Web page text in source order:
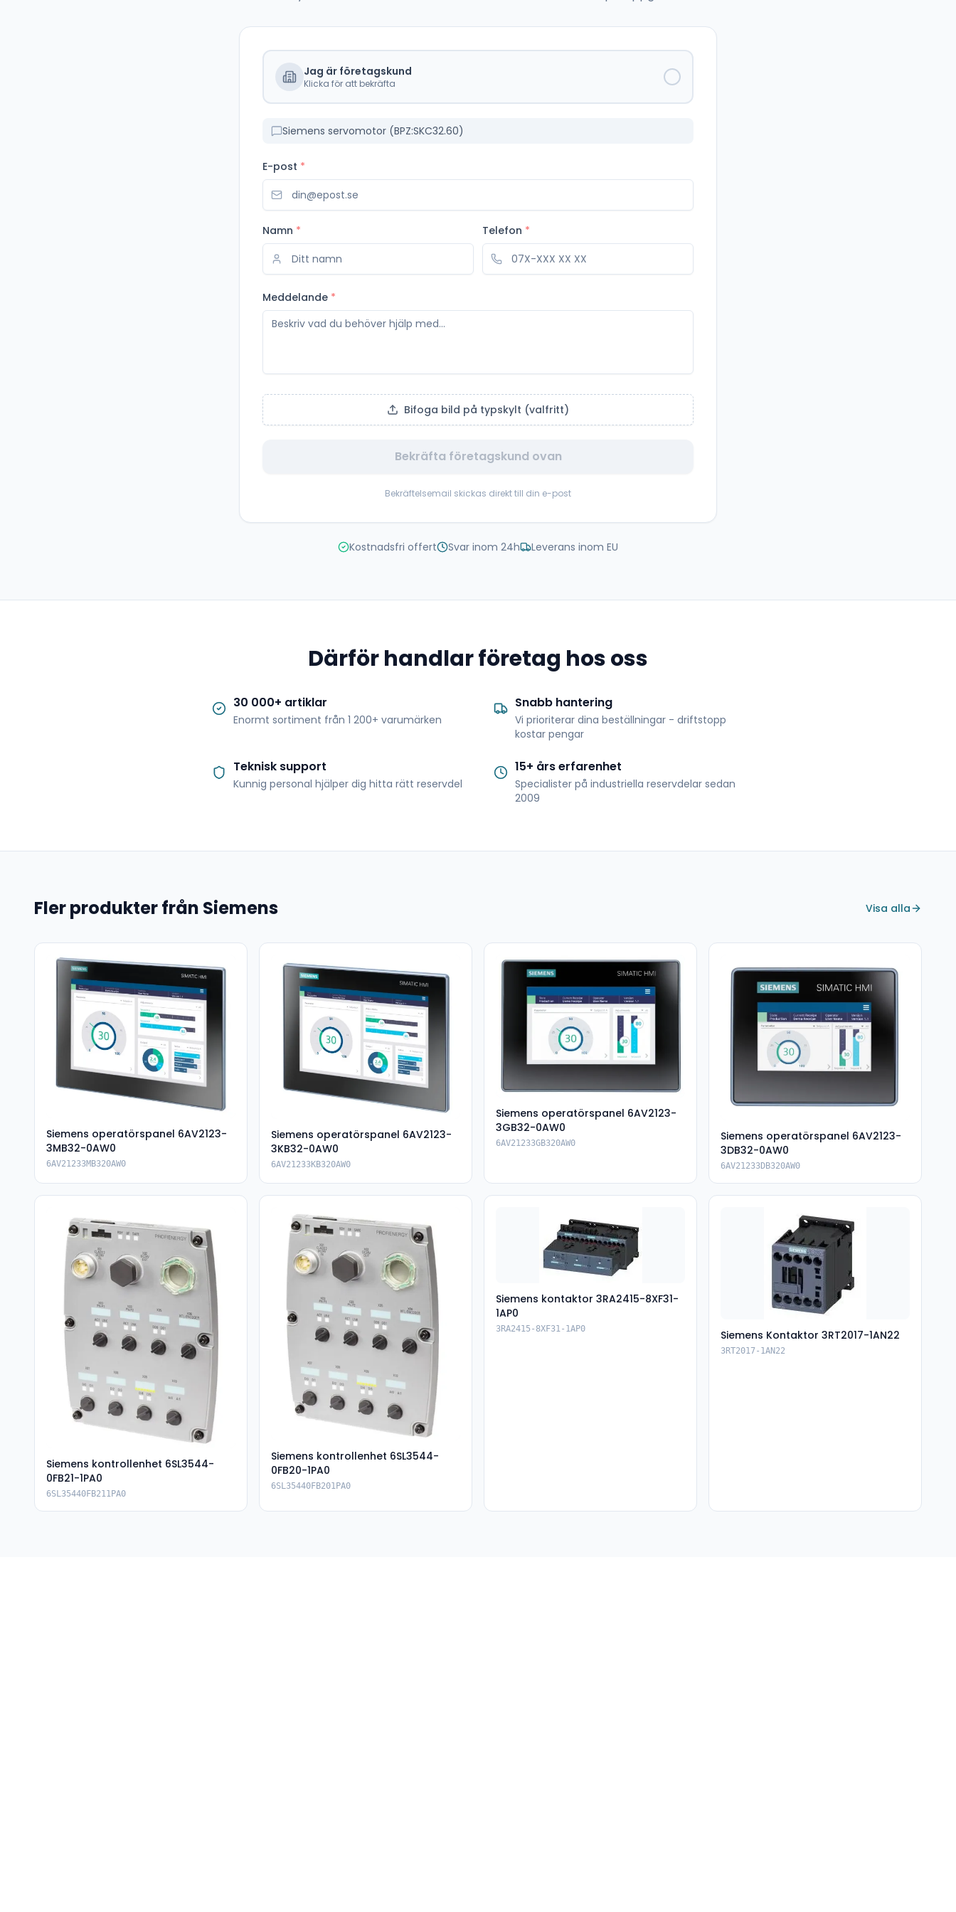
Jag är företagskund
Klicka för att bekräfta
Siemens servomotor (BPZ:SKC32.60)
E-post *
Namn * Telefon *
Meddelande *
Bifoga bild på typskylt (valfritt)
Bekräfta företagskund ovan
Bekräftelsemail skickas direkt till din e-post
Kostnadsfri offert Svar inom 24h Leverans inom EU
Därför handlar företag hos oss
30 000+ artiklar
Enormt sortiment från 1 200+ varumärken
Snabb hantering
Vi prioriterar dina beställningar - driftstopp
kostar pengar
Teknisk support
Kunnig personal hjälper dig hitta rätt reservdel
15+ års erfarenhet
Specialister på industriella reservdelar sedan
2009
Fler produkter från Siemens Visa alla
Siemens operatörspanel 6AV2123-
3MB32-0AW0
6AV21233MB320AW0
Siemens operatörspanel 6AV2123-
3KB32-0AW0
6AV21233KB320AW0
Siemens operatörspanel 6AV2123-
3GB32-0AW0
6AV21233GB320AW0
Siemens operatörspanel 6AV2123-
3DB32-0AW0
6AV21233DB320AW0
Siemens kontrollenhet 6SL3544-
0FB21-1PA0
6SL35440FB211PA0
Siemens kontrollenhet 6SL3544-
0FB20-1PA0
6SL35440FB201PA0
Siemens kontaktor 3RA2415-8XF31-
1AP0
3RA2415-8XF31-1AP0 Siemens Kontaktor 3RT2017-1AN22
3RT2017-1AN22